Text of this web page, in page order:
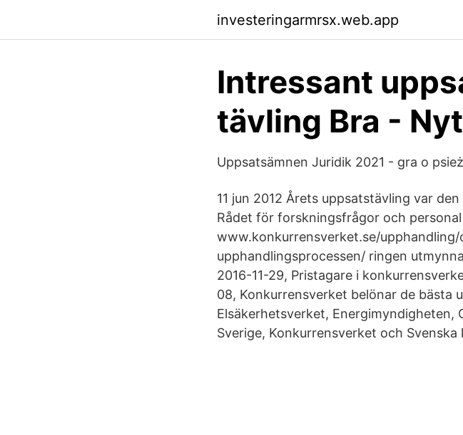
investeringarmrsx.web.app
Intressant
tävling Bra -
Uppsatsämnen Juridik 2021 - gra o
11 jun 2012 Årets uppsatstävling var
Rådet för forskningsfrågor och
www.konkurrensverket.se/
upphandlingsprocessen/ ringen
2016-11-29, Pristagare i
08, Konkurrensverket belönar de bästa
Elsäkerhetsverket, Energimyndigheten,
Sverige, Konkurrensverket och